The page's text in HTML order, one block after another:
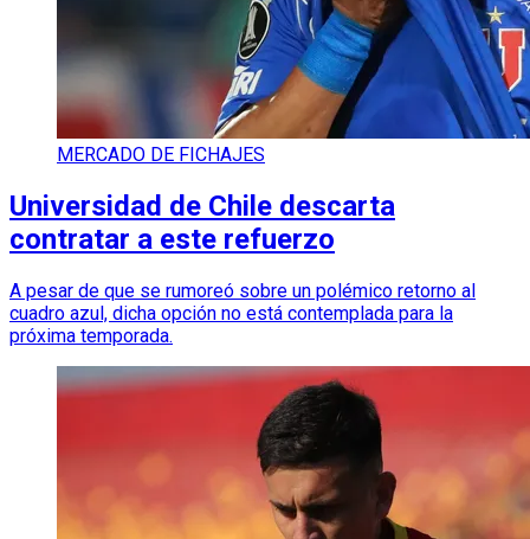
MERCADO DE FICHAJES
Universidad de Chile descarta
contratar a este refuerzo
A pesar de que se rumoreó sobre un polémico retorno al
cuadro azul, dicha opción no está contemplada para la
próxima temporada.